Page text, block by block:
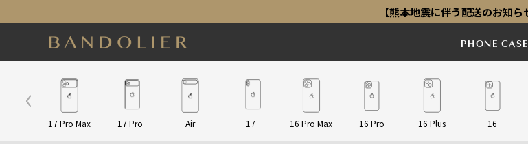
【熊本地震に伴う配送のお知ら
PHONE CASE
17 Pro Max 17 Pro Air 17 16 Pro Max 16 Pro 16 Plus 16